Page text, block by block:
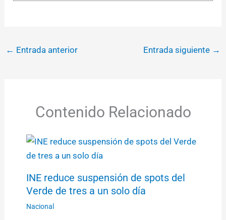
← Entrada anterior Entrada siguiente →
Contenido Relacionado
INE reduce suspensión de spots del
Verde de tres a un solo día
Nacional